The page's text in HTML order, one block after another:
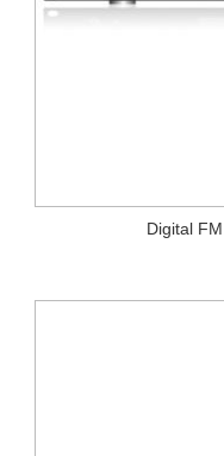
Digital